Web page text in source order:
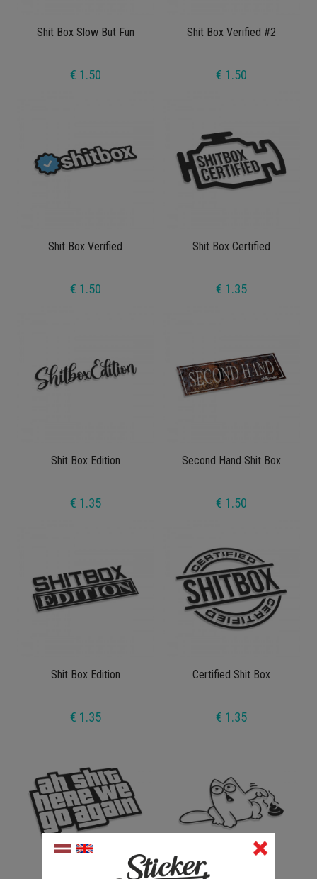
Shit Box Slow But Fun
€ 1.50
Shit Box Verified #2
€ 1.50
Shit Box Verified
€ 1.50
Shit Box Certified
€ 1.35
Shit Box Edition
€ 1.35
Second Hand Shit Box
€ 1.50
Shit Box Edition
€ 1.35
Certified Shit Box
€ 1.35